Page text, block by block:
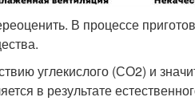
В процессе
углекислого (СО2) и
в результате